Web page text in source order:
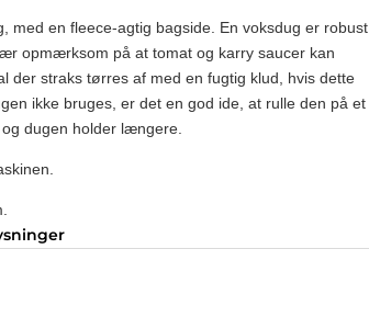
med en fleece-agtig bagside. En voksdug er robust
opmærksom på at tomat og karry saucer kan
der straks tørres af med en fugtig klud, hvis dette
ikke bruges, er det en god ide, at rulle den på et
dugen holder længere.